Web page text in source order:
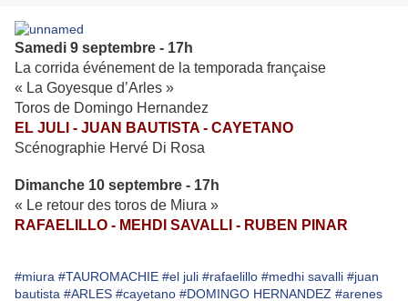
Samedi 9 septembre - 17h
La corrida événement de la temporada française
« La Goyesque d’Arles »
Toros de Domingo Hernandez
EL JULI - JUAN BAUTISTA - CAYETANO
Scénographie Hervé Di Rosa
Dimanche 10 septembre - 17h
« Le retour des toros de Miura »
RAFAELILLO - MEHDI SAVALLI - RUBEN PINAR
#miura #TAUROMACHIE #el juli #rafaelillo #medhi savalli #juan
bautista #ARLES #cayetano #DOMINGO HERNANDEZ #arenes